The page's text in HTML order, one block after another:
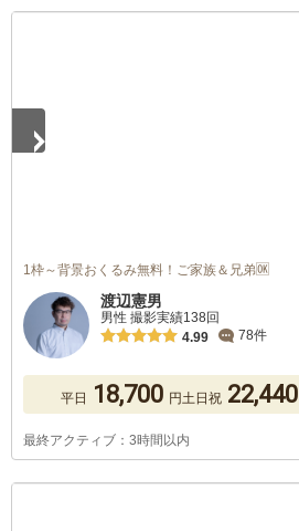
1枠～背景おくるみ無料！ご家族＆兄弟🆗
渡辺憲男
男性 撮影実績138回
4.99
78件
平日 18,700 円土日祝 22,440
最終アクティブ：3時間以内